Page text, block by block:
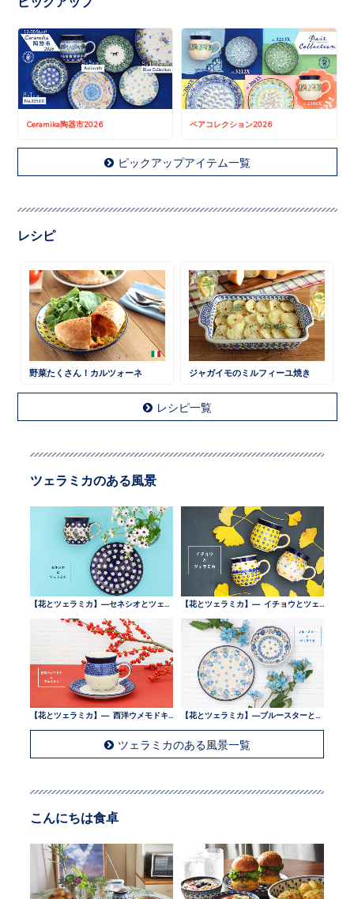
Ceramika陶器市2026 ペアコレクション2026
ピックアップアイテム一覧
レシピ
野菜たくさん！カルツォーネ ジャガイモのミルフィーユ焼き
レシピ一覧
ツェラミカのある風景
ツェラミカのある風景一覧
こんにちは食卓